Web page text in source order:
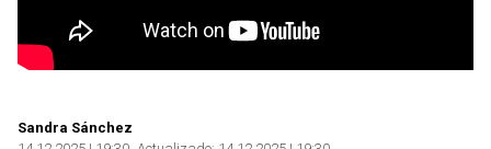
Sandra Sánchez